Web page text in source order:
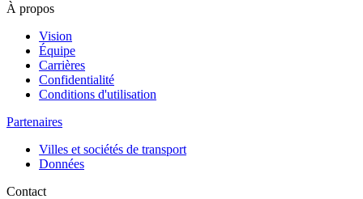
À propos
Vision
Équipe
Carrières
Confidentialité
Conditions d'utilisation
Partenaires
Villes et sociétés de transport
Données
Contact